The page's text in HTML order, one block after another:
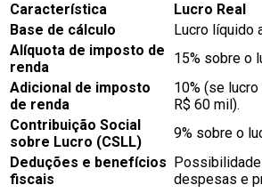
Característica
Lucro Real
Base de cálculo
Lucro líquido
Alíquota de imposto de
renda
15% sobre o
Adicional de imposto
de renda
10% (se
R$ 60 mil).
Contribuição Social
sobre Lucro (CSLL)
9% sobre o
Deduções e benefícios
fiscais
despesas e